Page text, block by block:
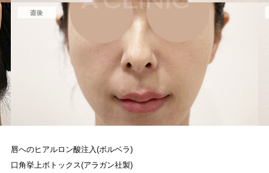
唇へのヒアルロン酸注入(ボルベラ)
口角挙上ボトックス(アラガン社製)